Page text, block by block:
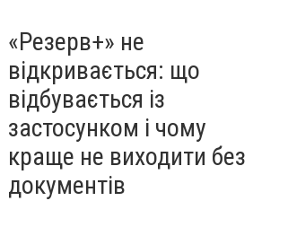
«Резерв+» не
відкривається: що
відбувається із
застосунком і чому
краще не виходити без
документів